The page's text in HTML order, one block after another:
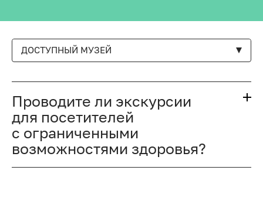
ДОСТУПНЫЙ МУЗЕЙ
Проводите ли экскурсии
для посетителей
с ограниченными
возможностями здоровья?